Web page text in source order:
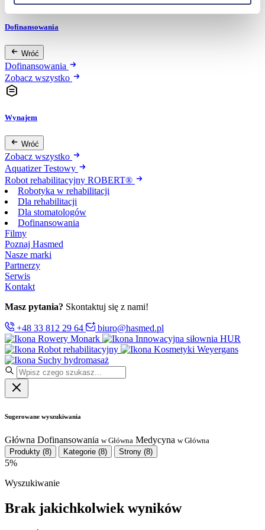
Dofinansowania
Wróć
Dofinansowania
Zobacz wszystko
Wynajem
Wróć
Zobacz wszystko
Aquatizer Testowy
Robot rehabilitacyjny ROBERT®
Robotyka w rehabilitacji
Dla rehabilitacji
Dla stomatologów
Dofinansowania
Filmy
Poznaj Hasmed
Nasze marki
Partnerzy
Serwis
Kontakt
Masz pytania? Skontaktuj się z nami!
+48 33 812 29 64
biuro@hasmed.pl
Rowery Monark
Innowacyjna siłownia HUR
Robot rehabilitacyjny
Kosmetyki Weyergans
Suchy hydromasaż
Sugerowane wyszukiwania
Główna Dofinansowania w Główna Medycyna w Główna
Produkty (8) Kategorie (8) Strony (8)
5%
Wyszukiwanie
Brak jakichkolwiek wyników